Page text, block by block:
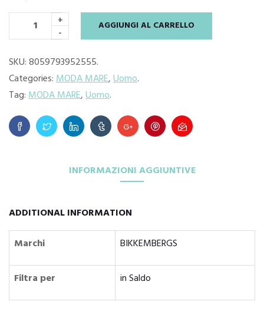
originale
era:
€77.00.
attuale
+
-
AGGIUNGI AL CARRELLO
SKU:8059793952555.
Categories:MODA MARE,Uomo.
Tag:MODA MARE,Uomo.
INFORMAZIONI AGGIUNTIVE
ADDITIONAL INFORMATION
Marchi
BIKKEMBERGS
Filtra per in Saldo